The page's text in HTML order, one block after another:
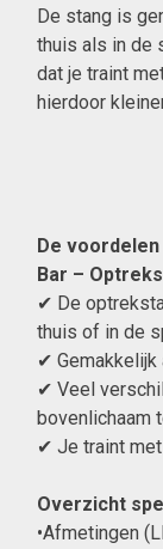
De stang is
thuis als in de
dat je traint
hierdoor
De
Bar –
✔ De
thuis of in de
✔ Gemakkelijk
✔ Veel
bovenlichaam
✔ Je traint
Overzicht
•Afmetingen